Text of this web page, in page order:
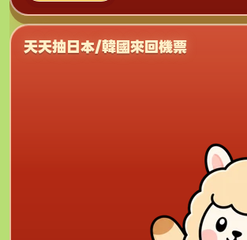
天天抽日本/韓國來回機票